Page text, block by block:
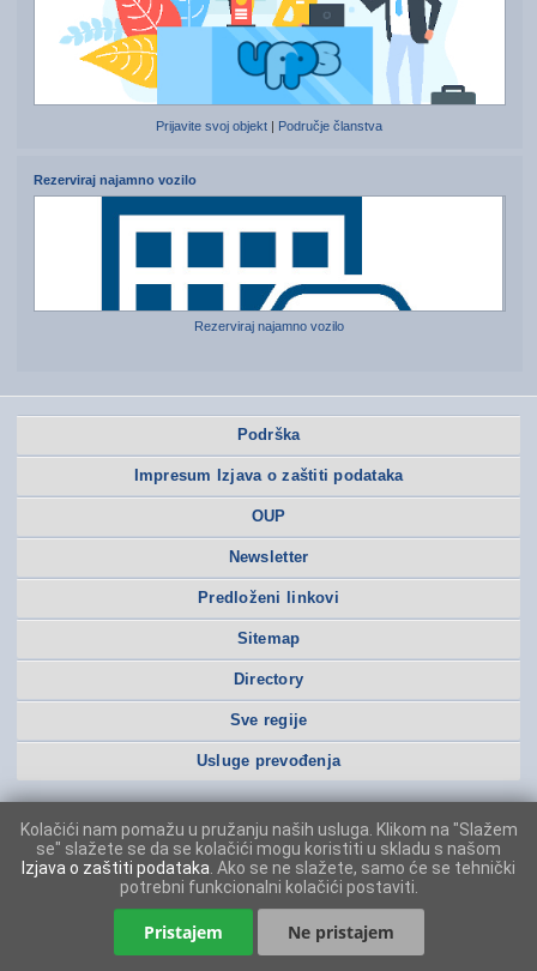
Prijavite svoj objekt | Područje članstva
Rezerviraj najamno vozilo
Rezerviraj najamno vozilo
Podrška
Impresum Izjava o zaštiti podataka
OUP
Newsletter
Predloženi linkovi
Sitemap
Directory
Sve regije
Usluge prevođenja
Kolačići nam pomažu u pružanju naših usluga. Klikom na "Slažem
se" slažete se da se kolačići mogu koristiti u skladu s našom
Izjava o zaštiti podataka . Ako se ne slažete, samo će se tehnički
potrebni funkcionalni kolačići postaviti.